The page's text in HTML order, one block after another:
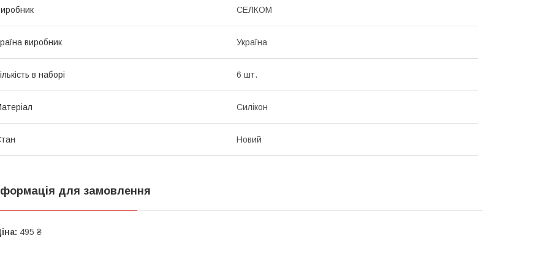
СЕЛКОМ
виробник Україна
в наборі 6 шт.
Силікон
Новий
для замовлення
495 ₴